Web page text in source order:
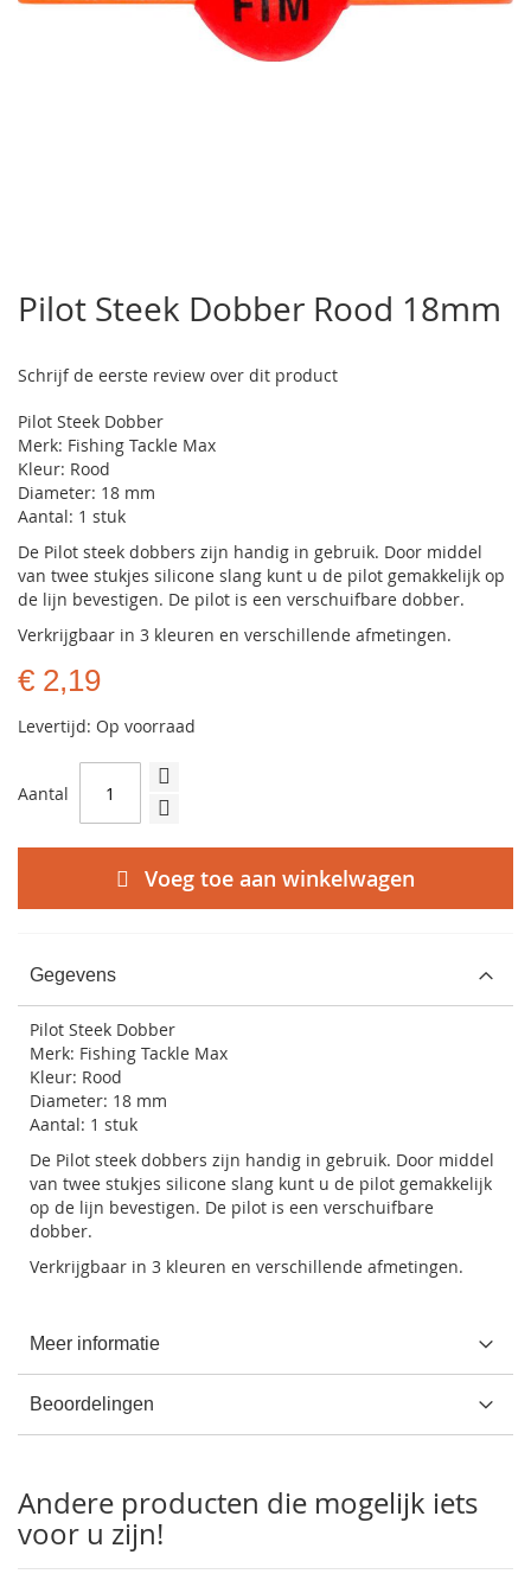
het
begin
de
gallerij
Pilot Steek Dobber Rood 18mm
Schrijf de eerste review over dit product
Pilot Steek Dobber
Merk: Fishing Tackle Max
Kleur: Rood
Diameter: 18 mm
Aantal: 1 stuk
De Pilot steek dobbers zijn handig in gebruik. Door middel
van twee stukjes silicone slang kunt u de pilot gemakkelijk op
de lijn bevestigen. De pilot is een verschuifbare dobber.
Verkrijgbaar in 3 kleuren en verschillende afmetingen.
€ 2,19
Levertijd: Op voorraad
Aantal
Voeg toe aan winkelwagen
Gegevens
Pilot Steek Dobber
Merk: Fishing Tackle Max
Kleur: Rood
Diameter: 18 mm
Aantal: 1 stuk
De Pilot steek dobbers zijn handig in gebruik. Door middel
van twee stukjes silicone slang kunt u de pilot gemakkelijk
op de lijn bevestigen. De pilot is een verschuifbare
dobber.
Verkrijgbaar in 3 kleuren en verschillende afmetingen.
Meer informatie
Beoordelingen
Andere producten die mogelijk iets
voor u zijn!